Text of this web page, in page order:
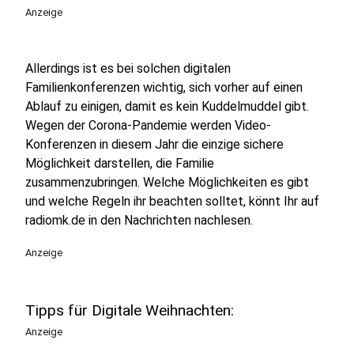
Anzeige
Allerdings ist es bei solchen digitalen
Familienkonferenzen wichtig, sich vorher auf einen
Ablauf zu einigen, damit es kein Kuddelmuddel gibt.
Wegen der Corona-Pandemie werden Video-
Konferenzen in diesem Jahr die einzige sichere
Möglichkeit darstellen, die Familie
zusammenzubringen. Welche Möglichkeiten es gibt
und welche Regeln ihr beachten solltet, könnt Ihr auf
radiomk.de in den Nachrichten nachlesen.
Anzeige
Tipps für Digitale Weihnachten:
Anzeige